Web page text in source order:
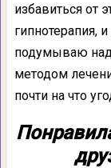
избавиться от
гипнотерапия,
подумываю над
методом
почти на что